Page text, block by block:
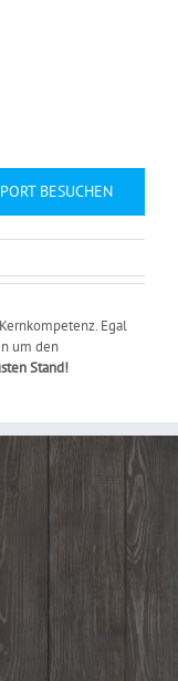
BESUCHEN
Egal
um den
Stand!